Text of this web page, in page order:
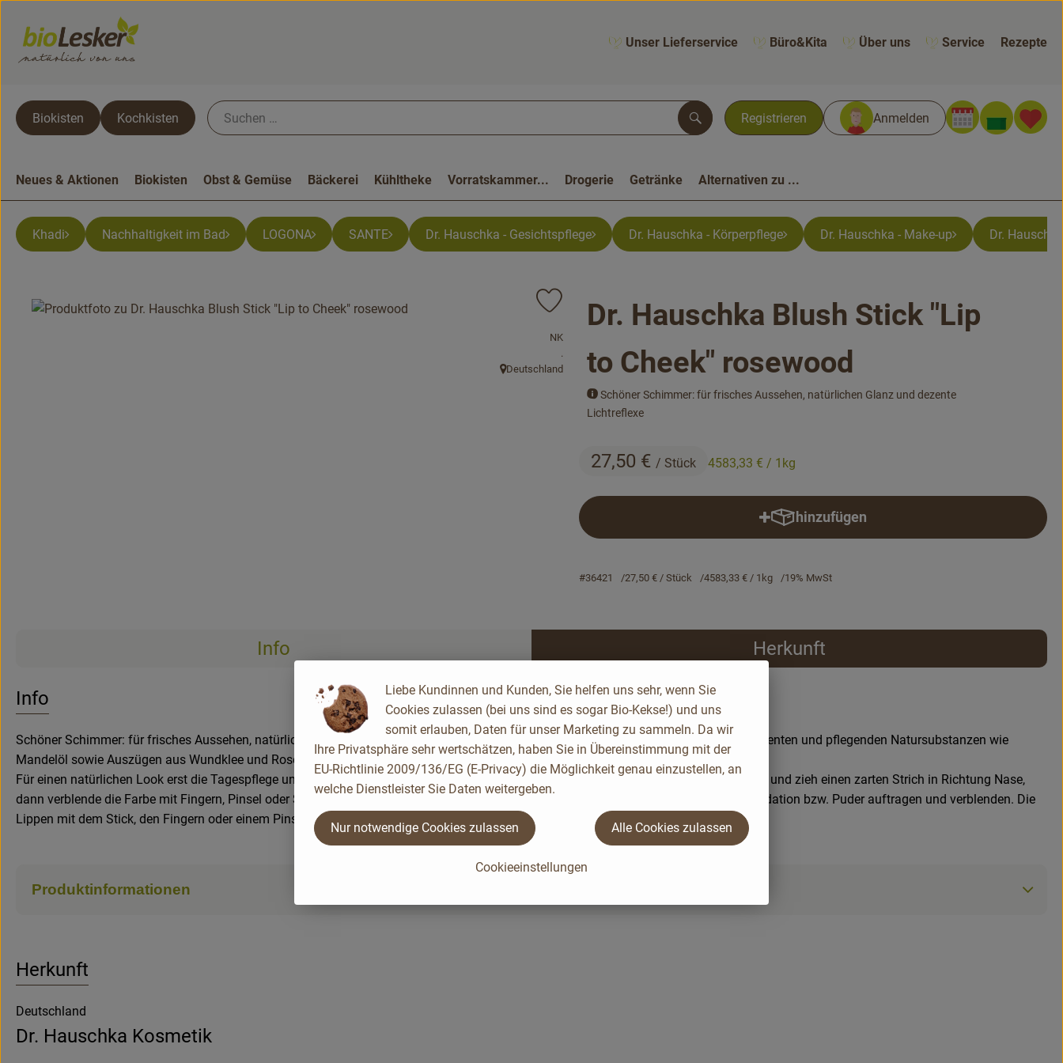
Unser Lieferservice Büro&Kita Über uns Service Rezepte
Registrieren Anmelden
Suchen
Biokisten Kochkisten
Neues & Aktionen Biokisten Obst & Gemüse Bäckerei Kühltheke Vorratskammer... Drogerie Getränke Alternativen zu ...
Khadi Nachhaltigkeit im Bad LOGONA SANTE Dr. Hauschka - Gesichtspflege Dr. Hauschka - Körperpflege Dr. Hauschka - Make-up Dr.
Dr. Hauschka Blush Stick "Lip
to Cheek" rosewood
Schöner Schimmer: für frisches Aussehen, natürlichen Glanz und dezente
Lichtreflexe
27,50 € / Stück 4583,33 € / 1kg
Produkt zu Favouriten hinzufügen
, Verband:
NK
, Kontrollstelle:
.
, Herkunft:
Deutschland
hinzufügen
Produkt zum Warenkorb hinzufügen
#36421 27,50 € / Stück 4583,33 € / 1kg 19% MwSt
Rezepte
Info
Herkunft
Es wurden keine passenden Rezepte gefunden.
Info
Schöner Schimmer: für frisches Aussehen, natürlichen Glanz und dezente Lichtreflexe auf Lippen, Wangen und Augen. Mit Mineralpigmenten und pflegenden Natursubstanzen wie
Mandelöl sowie Auszügen aus Wundklee und Rosenblüten.
Für einen natürlichen Look erst die Tagespflege und dann den Blush Stick auftragen: Setz am höchsten Punkt des Wangenknochens an und zieh einen zarten Strich in Richtung Nase,
dann verblende die Farbe mit Fingern, Pinsel oder Schwamm.Für einen intensiveren Look den Stick als schimmerndes Finish über Foundation bzw. Puder auftragen und verblenden. Die
Lippen mit dem Stick, den Fingern oder einem Pinsel gleich mitschminken.
Produktinformationen
Herkunft
Deutschland
Dr. Hauschka Kosmetik
Liebe Kundinnen und Kunden, Sie helfen uns sehr, wenn Sie
Cookies zulassen (bei uns sind es sogar Bio-Kekse!) und uns
somit erlauben, Daten für unser Marketing zu sammeln. Da wir
Ihre Privatsphäre sehr wertschätzen, haben Sie in Übereinstimmung mit der
EU-Richtlinie 2009/136/EG (E-Privacy) die Möglichkeit genau einzustellen, an
welche Dienstleister Sie Daten weitergeben.
Cookieeinstellungen
Nur notwendige Cookies zulassen Alle Cookies zulassen